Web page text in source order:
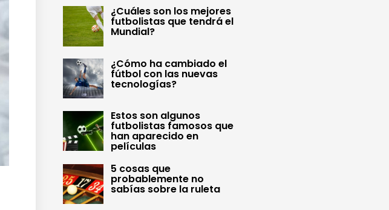
¿Cuáles son los mejores
futbolistas que tendrá el
Mundial?
¿Cómo ha cambiado el
fútbol con las nuevas
tecnologías?
Estos son algunos
futbolistas famosos que
han aparecido en
películas
5 cosas que
probablemente no
sabías sobre la ruleta